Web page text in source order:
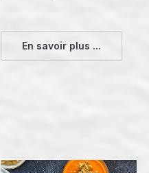
En savoir plus ...